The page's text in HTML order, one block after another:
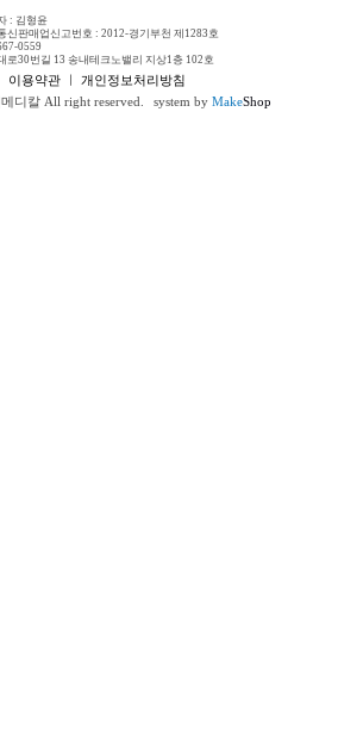
: 김형윤
신판매업신고번호 : 2012-경기부천 제1283호
0559
로30번길 13 송내테크노밸리 지상1층 102호
이용약관ㅣ 개인정보처리방침
디칼 All right reserved.
system by MakeShop